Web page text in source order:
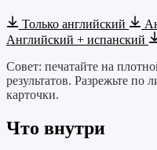
Только английский
Английский + испанский
Совет: печатайте на
результатов. Разрежьте
карточки.
Что внутри